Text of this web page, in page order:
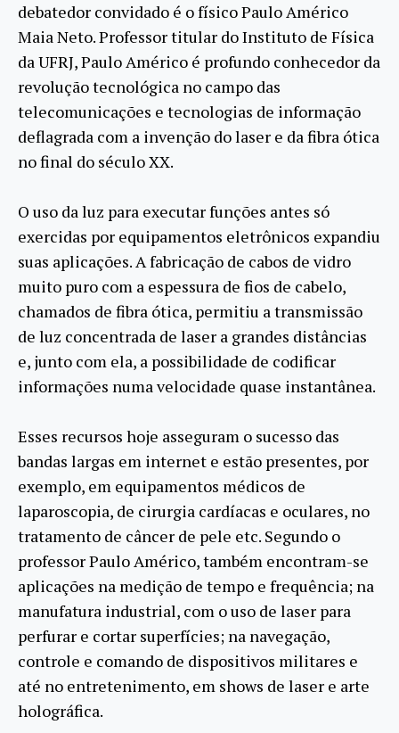
debatedor convidado é o físico Paulo Américo
Maia Neto. Professor titular do Instituto de Física
da UFRJ, Paulo Américo é profundo conhecedor da
revolução tecnológica no campo das
telecomunicações e tecnologias de informação
deflagrada com a invenção do laser e da fibra ótica
no final do século XX.
O uso da luz para executar funções antes só
exercidas por equipamentos eletrônicos expandiu
suas aplicações. A fabricação de cabos de vidro
muito puro com a espessura de fios de cabelo,
chamados de fibra ótica, permitiu a transmissão
de luz concentrada de laser a grandes distâncias
e, junto com ela, a possibilidade de codificar
informações numa velocidade quase instantânea.
Esses recursos hoje asseguram o sucesso das
bandas largas em internet e estão presentes, por
exemplo, em equipamentos médicos de
laparoscopia, de cirurgia cardíacas e oculares, no
tratamento de câncer de pele etc. Segundo o
professor Paulo Américo, também encontram-se
aplicações na medição de tempo e frequência; na
manufatura industrial, com o uso de laser para
perfurar e cortar superfícies; na navegação,
controle e comando de dispositivos militares e
até no entretenimento, em shows de laser e arte
holográfica.